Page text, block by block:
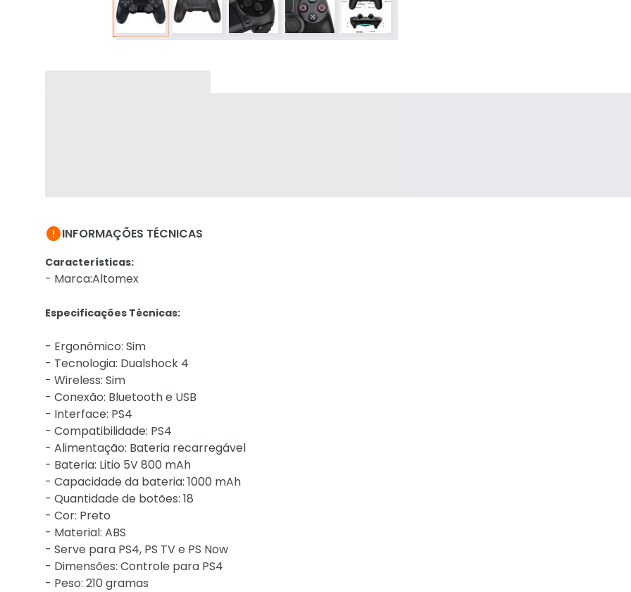
INFORMAÇÕES TÉCNICAS
Características:
- Marca:Altomex
Especificações Técnicas:
- Ergonômico: Sim
- Tecnologia: Dualshock 4
- Wireless: Sim
- Conexão: Bluetooth e USB
- Interface: PS4
- Compatibilidade: PS4
- Alimentação: Bateria recarregável
- Bateria: Litio 5V 800 mAh
- Capacidade da bateria: 1000 mAh
- Quantidade de botões: 18
- Cor: Preto
- Material: ABS
- Serve para PS4, PS TV e PS Now
- Dimensões: Controle para PS4
- Peso: 210 gramas